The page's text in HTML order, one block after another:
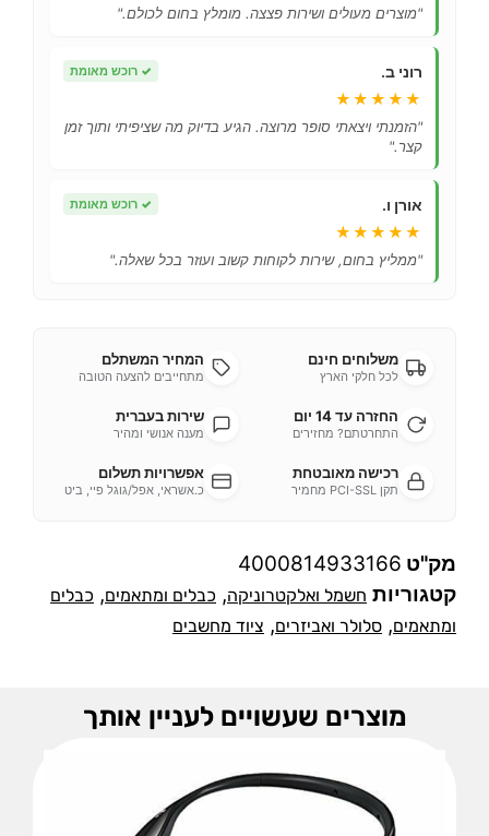
"מוצרים מעולים ושירות פצצה. מומלץ בחום לכולם."
רוני ב. ✓ רוכש מאומת
★★★★★
"הזמנתי ויצאתי סופר מרוצה. הגיע בדיוק מה שציפיתי ותוך זמן
קצר."
אורן ו. ✓ רוכש מאומת
★★★★★
"ממליץ בחום, שירות לקוחות קשוב ועוזר בכל שאלה."
משלוחים חינם
לכל חלקי הארץ
המחיר המשתלם
מתחייבים להצעה הטובה
החזרה עד 14 יום
התחרטתם? מחזירים
שירות בעברית
מענה אנושי ומהיר
רכישה מאובטחת
תקן PCI-SSL מחמיר
אפשרויות תשלום
כ.אשראי, אפל/גוגל פיי, ביט
מק"ט 4000814933166
קטגוריות חשמל ואלקטרוניקה, כבלים ומתאמים, כבלים
ומתאמים, סלולר ואביזרים, ציוד מחשבים
מוצרים שעשויים לעניין אותך